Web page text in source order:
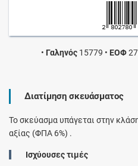
• Γαληνός15779 • ΕΟΦ
Διατίμηση σκευάσματος
Το σκεύασμα υπάγεται στην
αξίας (ΦΠΑ 6%) .
Ισχύουσες τιμές